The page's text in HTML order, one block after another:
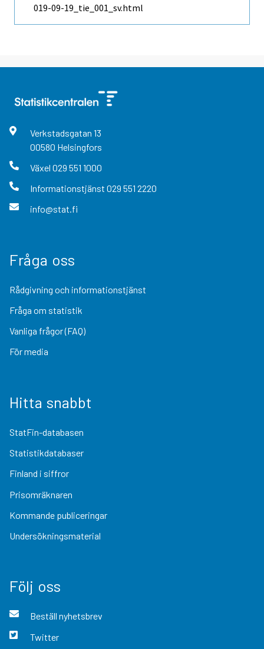
019-09-19_tie_001_sv.html
Verkstadsgatan 13
00580 Helsingfors
Växel 029 551 1000
Informationstjänst 029 551 2220
info@stat.fi
Fråga oss
Rådgivning och informationstjänst
Fråga om statistik
Vanliga frågor (FAQ)
För media
Hitta snabbt
StatFin-databasen
Statistikdatabaser
Finland i siffror
Prisomräknaren
Kommande publiceringar
Undersökningsmaterial
Följ oss
Beställ nyhetsbrev
Twitter